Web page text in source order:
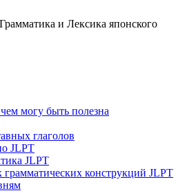
и Лексика японского
могу быть полезна
глаголов
JLPT
JLPT
грамматических конструкций JLPT